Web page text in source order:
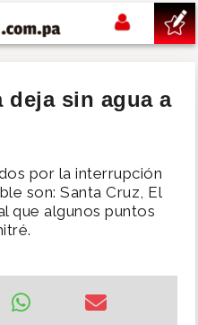
deja sin agua a
por la interrupción
son: Santa Cruz, El
que algunos puntos